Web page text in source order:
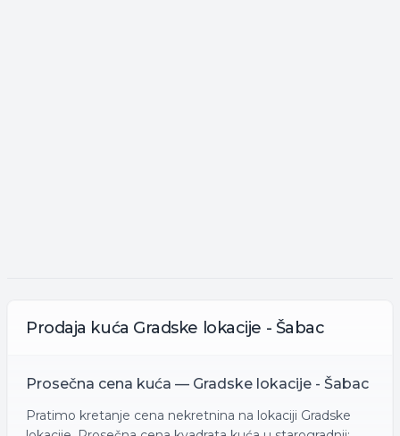
Prodaja kuća Gradske lokacije - Šabac
Prosečna cena kuća — Gradske lokacije - Šabac
Pratimo kretanje cena nekretnina na lokaciji Gradske